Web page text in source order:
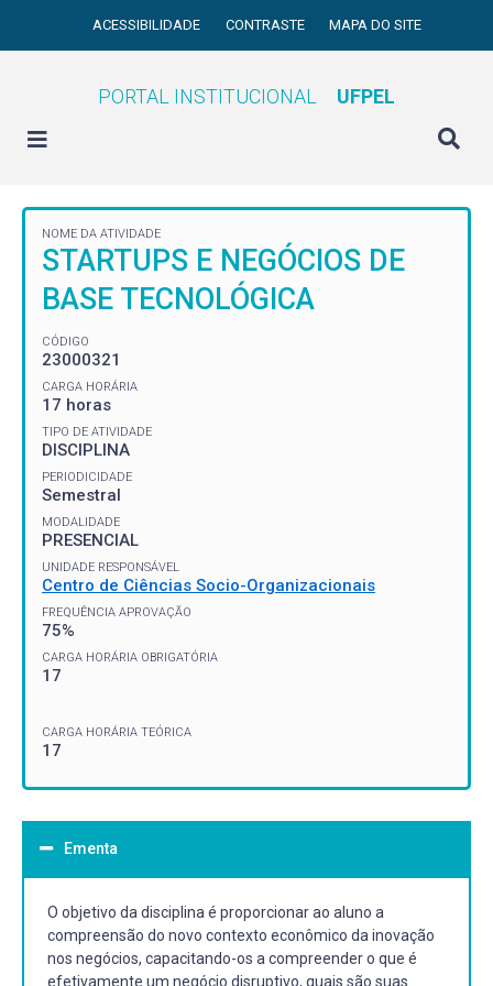
ACESSIBILIDADE CONTRASTE MAPA DO SITE
PORTAL INSTITUCIONAL UFPEL
NOME DA ATIVIDADE
STARTUPS E NEGÓCIOS DE
BASE TECNOLÓGICA
CÓDIGO
23000321
CARGA HORÁRIA
17 horas
TIPO DE ATIVIDADE
DISCIPLINA
PERIODICIDADE
Semestral
MODALIDADE
PRESENCIAL
UNIDADE RESPONSÁVEL
Centro de Ciências Socio-Organizacionais
FREQUÊNCIA APROVAÇÃO
75%
CARGA HORÁRIA OBRIGATÓRIA
17
CARGA HORÁRIA TEÓRICA
17
Ementa
O objetivo da disciplina é proporcionar ao aluno a
compreensão do novo contexto econômico da inovação
nos negócios, capacitando-os a compreender o que é
efetivamente um negócio disruptivo, quais são suas